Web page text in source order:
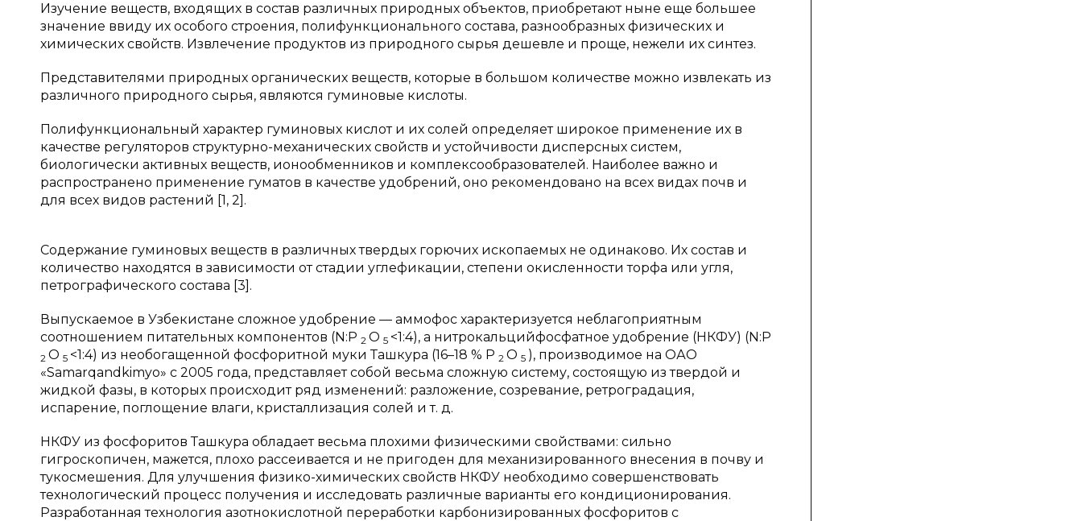
Изучение веществ, входящих в состав различных природных объектов, приобретают ныне еще большее
значение ввиду их особого строения, полифункционального состава, разнообразных физических и
химических свойств. Извлечение продуктов из природного сырья дешевле и проще, нежели их синтез.
Представителями природных органических веществ, которые в большом количестве можно извлекать из
различного природного сырья, являются гуминовые кислоты.
Полифункциональный характер гуминовых кислот и их солей определяет широкое применение их в
качестве регуляторов структурно-механических свойств и устойчивости дисперсных систем,
биологически активных веществ, ионообменников и комплексообразователей. Наиболее важно и
распространено применение гуматов в качестве удобрений, оно рекомендовано на всех видах почв и
для всех видов растений [1, 2].
Содержание гуминовых веществ в различных твердых горючих ископаемых не одинаково. Их состав и
количество находятся в зависимости от стадии углефикации, степени окисленности торфа или угля,
петрографического состава [3].
Выпускаемое в Узбекистане сложное удобрение — аммофос характеризуется неблагоприятным
соотношением питательных компонентов (N:P 2 O 5 <1:4), а нитрокальцийфосфатное удобрение (НКФУ) (N:P
2 O 5 <1:4) из необогащенной фосфоритной муки Ташкура (16–18 % P 2 O 5 ), производимое на ОАО
«Samarqandkimyo» с 2005 года, представляет собой весьма сложную систему, состоящую из твердой и
жидкой фазы, в которых происходит ряд изменений: разложение, созревание, ретроградация,
испарение, поглощение влаги, кристаллизация солей и т. д.
НКФУ из фосфоритов Ташкура обладает весьма плохими физическими свойствами: сильно
гигроскопичен, мажется, плохо рассеивается и не пригоден для механизированного внесения в почву и
тукосмешения. Для улучшения физико-химических свойств НКФУ необходимо совершенствовать
технологический процесс получения и исследовать различные варианты его кондиционирования.
Разработанная технология азотнокислотной переработки карбонизированных фосфоритов с